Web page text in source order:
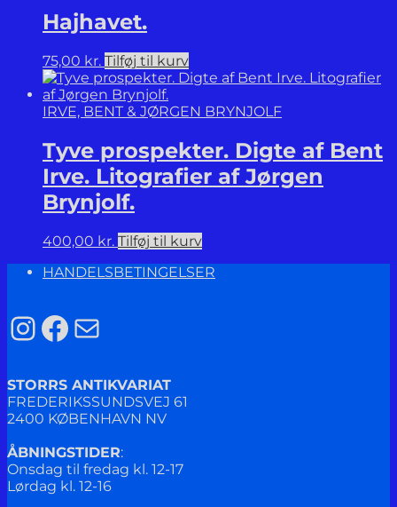
Hajhavet.
75,00 kr. Tilføj til kurv
IRVE, BENT & JØRGEN BRYNJOLF
Tyve prospekter. Digte af Bent
Irve. Litografier af Jørgen
Brynjolf.
400,00 kr. Tilføj til kurv
HANDELSBETINGELSER
Instagram
Facebook
Mail
STORRS ANTIKVARIAT
FREDERIKSSUNDSVEJ 61
2400 KØBENHAVN NV
ÅBNINGSTIDER:
Onsdag til fredag kl. 12-17
Lørdag kl. 12-16